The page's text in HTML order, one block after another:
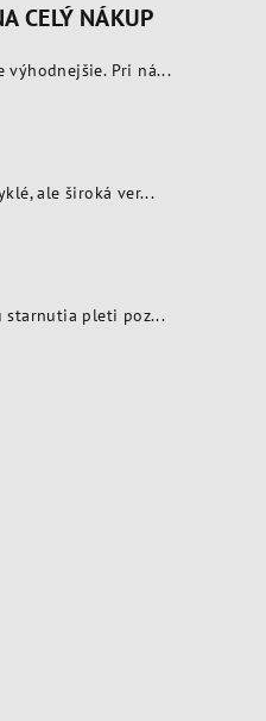
CELÝ NÁKUP
výhodnejšie. Pri ná...
ale široká ver...
starnutia pleti poz...